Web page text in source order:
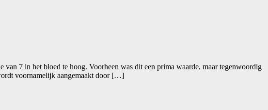
7 in het bloed te hoog. Voorheen was dit een prima waarde, maar tegenwoordig
voornamelijk aangemaakt door […]